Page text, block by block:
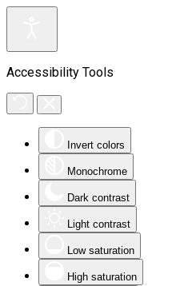
Accessibility Tools
Invert colors
Monochrome
Dark contrast
Light contrast
Low saturation
High saturation